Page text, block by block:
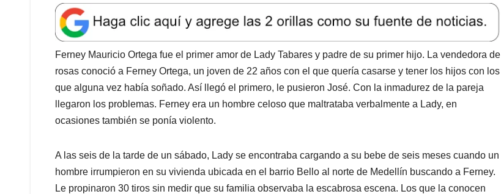
a
t
s
A
p
p
e
b
o
o
k
k
e
d
I
n
l
e
a
d
s
Ferney Mauricio Ortega fue el primer amor de Lady Tabares y padre de su primer hijo. La vendedora de
rosas conoció a Ferney Ortega, un joven de 22 años con el que quería casarse y tener los hijos con los
que alguna vez había soñado. Así llegó el primero, le pusieron José. Con la inmadurez de la pareja
llegaron los problemas. Ferney era un hombre celoso que maltrataba verbalmente a Lady, en
ocasiones también se ponía violento.
A las seis de la tarde de un sábado, Lady se encontraba cargando a su bebe de seis meses cuando un
hombre irrumpieron en su vivienda ubicada en el barrio Bello al norte de Medellín buscando a Ferney.
Le propinaron 30 tiros sin medir que su familia observaba la escabrosa escena. Los que la conocen